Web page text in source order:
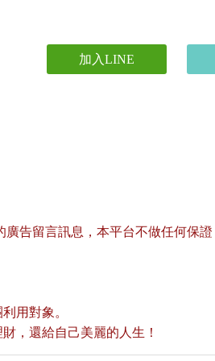
加入LINE
告留言訊息，本平台不做任何保
用對象。
，還給自己美麗的人生！